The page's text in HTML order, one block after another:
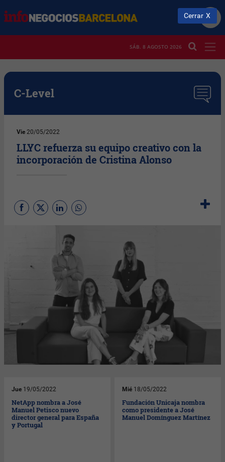
SÁB. 8 AGOSTO 2026
C-Level
Vie 20/05/2022
LLYC refuerza su equipo creativo con la
incorporación de Cristina Alonso
Jue 19/05/2022
NetApp nombra a José
Manuel Petisco nuevo
director general para España
y Portugal
Mié 18/05/2022
Fundación Unicaja nombra
como presidente a José
Manuel Domínguez Martínez
Cerrar